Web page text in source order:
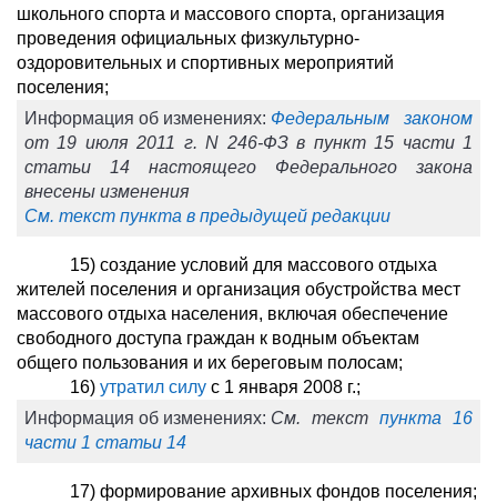
школьного спорта и массового спорта, организация
проведения официальных физкультурно-
оздоровительных и спортивных мероприятий
поселения;
Информация об изменениях: Федеральным законом
от 19 июля 2011 г. N 246-ФЗ в пункт 15 части 1
статьи 14 настоящего Федерального закона
внесены изменения
См. текст пункта в предыдущей редакции
15) создание условий для массового отдыха
жителей поселения и организация обустройства мест
массового отдыха населения, включая обеспечение
свободного доступа граждан к водным объектам
общего пользования и их береговым полосам;
16) утратил силу с 1 января 2008 г.;
Информация об изменениях: См. текстпункта 16
части 1 статьи 14
17) формирование архивных фондов поселения;